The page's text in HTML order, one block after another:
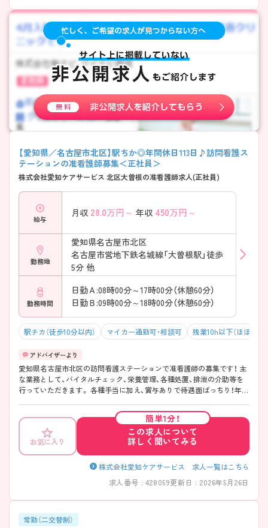
【愛知県／名古屋市北区】駅ちか◎年間休日113日♪訪問看護ス
テーションの准看護師募集＜正社員＞
株式会社愛知ケアサービス 北区大曽根の准看護師求人(正社員)
給与
月収 28.0万円～ 年収 450万円～
勤務地
愛知県名古屋市北区
名古屋市営地下鉄名城線「大曽根駅」徒歩
5分 他
勤務時間
日勤Ａ:08時00分～17時00分（休憩60分）
日勤Ｂ:09時00分～18時00分（休憩60分）
駅チカ（徒歩10分以内） マイカー通勤可・相談可 残業10h以下（ほぼなし）
愛知県名古屋市北区の訪問看護ステーションで准看護師の募集です！ 主
な業務として、バイタルチェック、栄養管理、各種処置、排泄の介助等を
行っていただきます。 各種手当に加え、賞与ありで待遇面ばっちり！年収
働きやすい環境が整っています！駅から徒歩5分と好立地で通勤しやすい
職場なのもうれしいポイント♪ご興味のある方は面接ポイントをお伝え
しますので、お気軽にご連絡ください！
お気に入り
簡単1分！
この求人について
詳しく聞いてみる
株式会社愛知ケアサービス 求人一覧はこちら
求人番号 : 428059更新日 : 2026年5月26日
常勤（二交替制）